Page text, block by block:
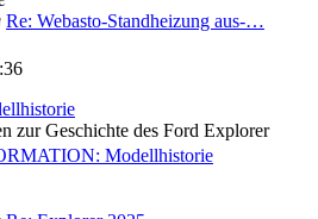
Re: Webasto-Standheizung aus-…
zur Geschichte des Ford Explorer
Modellhistorie